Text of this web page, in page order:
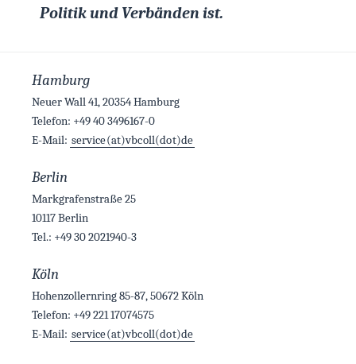
Politik und Verbänden ist.
Hamburg
Neuer Wall 41, 20354 Hamburg
Telefon: +49 40 3496167-0
E-Mail: service(at)vbcoll(dot)de
Berlin
Markgrafenstraße 25
10117 Berlin
Tel.: +49 30 2021940-3
Köln
Hohenzollernring 85-87, 50672 Köln
Telefon: +49 221 17074575
E-Mail: service(at)vbcoll(dot)de